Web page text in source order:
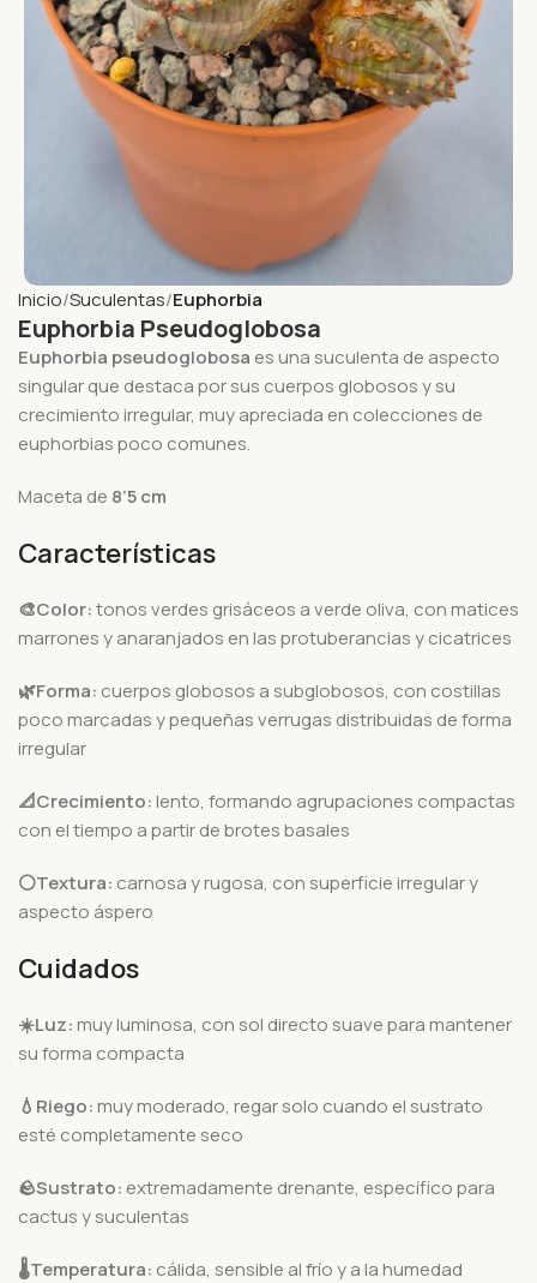
Inicio Suculentas Euphorbia
Euphorbia Pseudoglobosa
Euphorbia pseudoglobosa es una suculenta de aspecto
singular que destaca por sus cuerpos globosos y su
crecimiento irregular, muy apreciada en colecciones de
euphorbias poco comunes.
Maceta de 8’5 cm
Características
🎨Color:tonos verdes grisáceos a verde oliva, con matices
marrones y anaranjados en las protuberancias y cicatrices
🌿Forma: cuerpos globosos a subglobosos, con costillas
poco marcadas y pequeñas verrugas distribuidas de forma
irregular
📐Crecimiento: lento, formando agrupaciones compactas
con el tiempo a partir de brotes basales
⚪Textura: carnosa y rugosa, con superficie irregular y
aspecto áspero
Cuidados
☀️Luz: muy luminosa, con sol directo suave para mantener
su forma compacta
💧Riego: muy moderado, regar solo cuando el sustrato
esté completamente seco
🪨Sustrato: extremadamente drenante, específico para
cactus y suculentas
🌡️Temperatura: cálida, sensible al frío y a la humedad